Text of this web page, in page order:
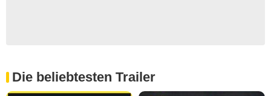
Die beliebtesten Trailer